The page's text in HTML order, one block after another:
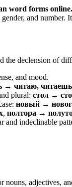
word forms online.
and
the declension of
and mood.
→ читаю,
plural: стол →
новый →
, полтора →
and indeclinable
adjectives,